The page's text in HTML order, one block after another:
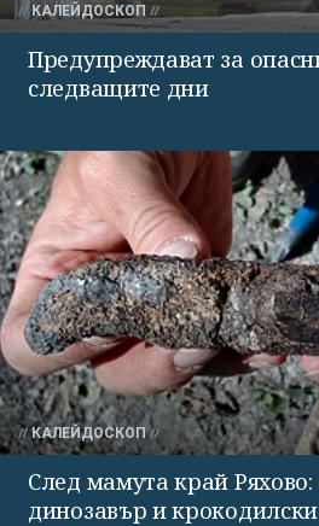
КАЛЕЙДОСКОП
Предупреждават за
следващите дни
КАЛЕЙДОСКОП
След мамута край Ряхово:
динозавър и